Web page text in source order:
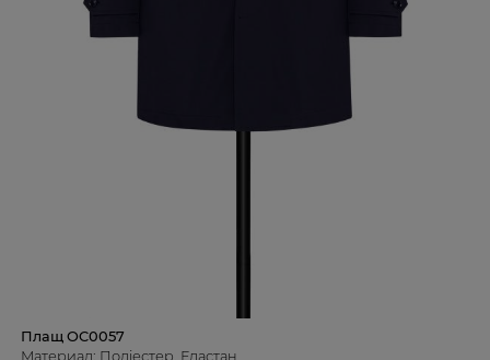
Плащ OC0057
Материал: Поліестер, Еластан